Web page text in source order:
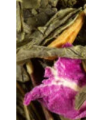
peuvent
être
choisies
sur
la
page
du
produit